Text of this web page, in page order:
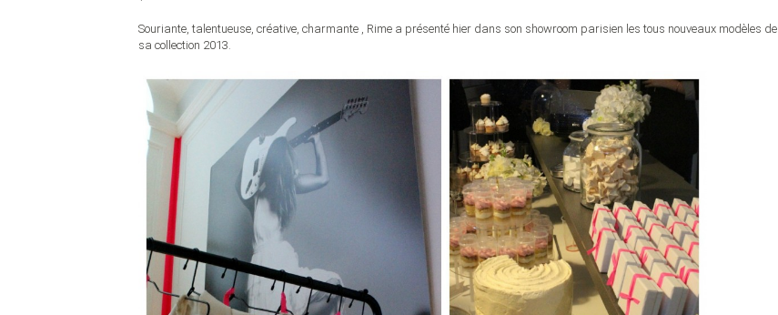
Souriante, talentueuse, créative, charmante , Rime a présenté hier dans son showroom parisien les tous nouveaux modèles de
sa collection 2013.